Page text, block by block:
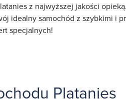
z najwyższej jakości
idealny samochód z szybkimi i
specjalnych!
Platanies